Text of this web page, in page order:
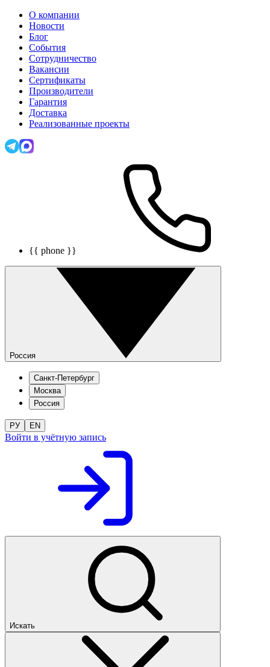
О компании
Новости
Блог
События
Сотрудничество
Вакансии
Сертификаты
Производители
Гарантия
Доставка
Реализованные проекты
{{ phone }}
Россия
Санкт-Петербург
Москва
Россия
РУ EN
Войти в учётную запись
Искать